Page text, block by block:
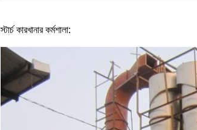
স্টার্চ কারখানার কর্মশালা: